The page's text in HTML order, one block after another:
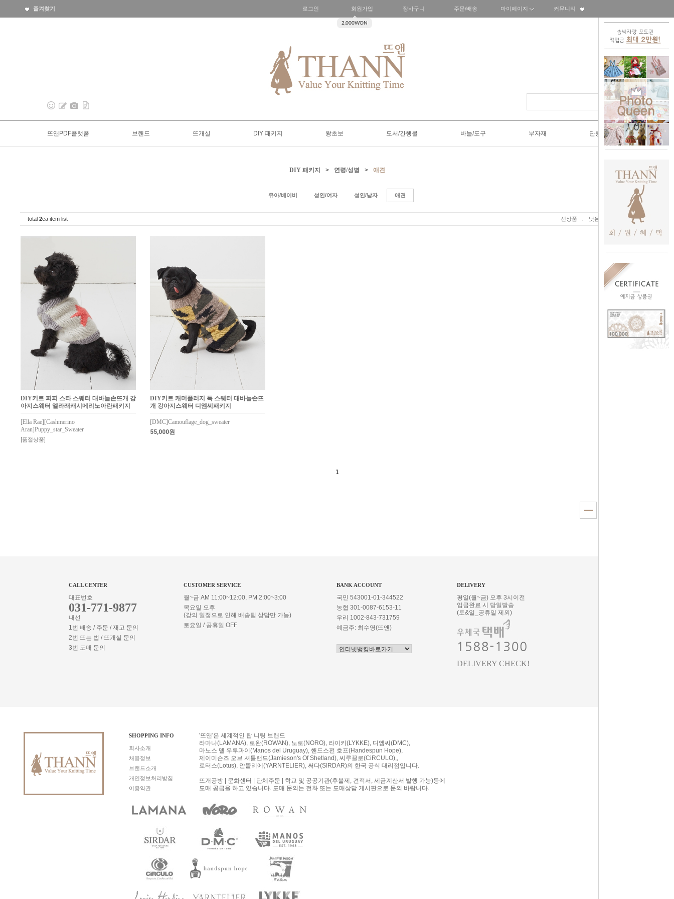
즐겨찾기 로그인 회원가입
2,000WON
장바구니 주문/배송 마이페이지 커뮤니티
뜨앤PDF플랫폼 브랜드 뜨개실 DIY 패키지 왕초보 도서/간행물 바늘/도구 부자재 단종SALE50%
DIY 패키지 > 연령/성별 > 애견
유아/베이비 성인/여자 성인/남자 애견
total 2ea item list 신상품 낮은가격 높은가격
DIY키트 퍼피 스타 스웨터 대바늘손뜨개 강
아지스웨터 엘라래캐시메리노아란패키지
[Ella Rae][Cashmerino
Aran]Puppy_star_Sweater
[품절상품]
DIY키트 캐머플러지 독 스웨터 대바늘손뜨
개 강아지스웨터 디엠씨패키지
[DMC]Camouflage_dog_sweater
55,000원
1
CALL CENTER
대표번호
031-771-9877
내선
1번 배송 / 주문 / 재고 문의
2번 뜨는 법 / 뜨개실 문의
3번 도매 문의
CUSTOMER SERVICE
월~금 AM 11:00~12:00, PM 2:00~3:00
목요일 오후
(강의 일정으로 인해 배송팀 상담만 가능)
토요일 / 공휴일 OFF
BANK ACCOUNT
국민 543001-01-344522
농협 301-0087-6153-11
우리 1002-843-731759
예금주: 최수영(뜨앤)
DELIVERY
평일(월~금) 오후 3시이전
입금완료 시 당일발송
(토&일_공휴일 제외)
DELIVERY CHECK!
SHOPPING INFO
회사소개
채용정보
브랜드소개
개인정보처리방침
이용약관
'뜨앤'은 세계적인 탑 니팅 브랜드
라마나(LAMANA), 로완(ROWAN), 노로(NORO), 라이키(LYKKE), 디엠씨(DMC),
마노스 델 우루과이(Manos del Uruguay), 핸드스펀 호프(Handespun Hope),
제이미슨즈 오브 셔틀랜드(Jamieson's Of Shetland), 씨루끌로(CiRCULO),,
로터스(Lotus), 얀뜰리에(YARNTELIER), 써다(SIRDAR)의 한국 공식 대리점입니다.
뜨개공방 | 문화센터 | 단체주문 | 학교 및 공공기관(후불제, 견적서, 세금계산서 발행 가능)등에
도매 공급을 하고 있습니다. 도매 문의는 전화 또는 도매상담 게시판으로 문의 바랍니다.